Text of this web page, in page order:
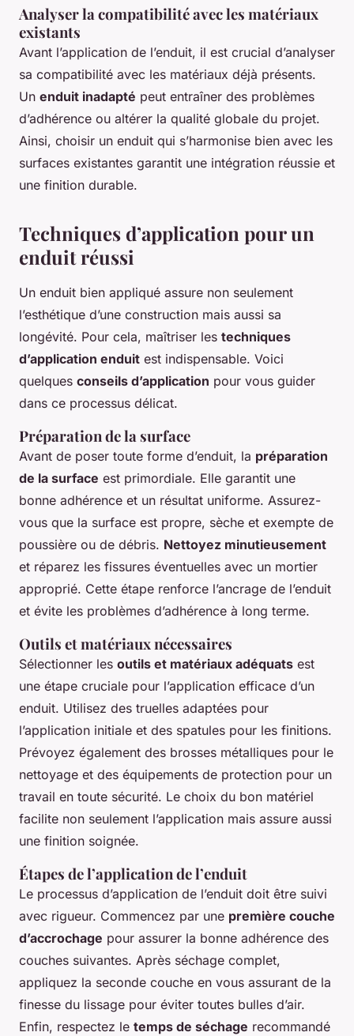
Analyser la compatibilité avec les matériaux
existants
Avant l’application de l’enduit, il est crucial d’analyser
sa compatibilité avec les matériaux déjà présents.
Un enduit inadapté peut entraîner des problèmes
d’adhérence ou altérer la qualité globale du projet.
Ainsi, choisir un enduit qui s’harmonise bien avec les
surfaces existantes garantit une intégration réussie et
une finition durable.
Techniques d’application pour un
enduit réussi
Un enduit bien appliqué assure non seulement
l’esthétique d’une construction mais aussi sa
longévité. Pour cela, maîtriser les techniques
d’application enduit est indispensable. Voici
quelques conseils d’application pour vous guider
dans ce processus délicat.
Préparation de la surface
Avant de poser toute forme d’enduit, la préparation
de la surface est primordiale. Elle garantit une
bonne adhérence et un résultat uniforme. Assurez-
vous que la surface est propre, sèche et exempte de
poussière ou de débris. Nettoyez minutieusement
et réparez les fissures éventuelles avec un mortier
approprié. Cette étape renforce l’ancrage de l’enduit
et évite les problèmes d’adhérence à long terme.
Outils et matériaux nécessaires
Sélectionner les outils et matériaux adéquats est
une étape cruciale pour l’application efficace d’un
enduit. Utilisez des truelles adaptées pour
l’application initiale et des spatules pour les finitions.
Prévoyez également des brosses métalliques pour le
nettoyage et des équipements de protection pour un
travail en toute sécurité. Le choix du bon matériel
facilite non seulement l’application mais assure aussi
une finition soignée.
Étapes de l’application de l’enduit
Le processus d’application de l’enduit doit être suivi
avec rigueur. Commencez par une première couche
d’accrochage pour assurer la bonne adhérence des
couches suivantes. Après séchage complet,
appliquez la seconde couche en vous assurant de la
finesse du lissage pour éviter toutes bulles d’air.
Enfin, respectez le temps de séchage recommandé